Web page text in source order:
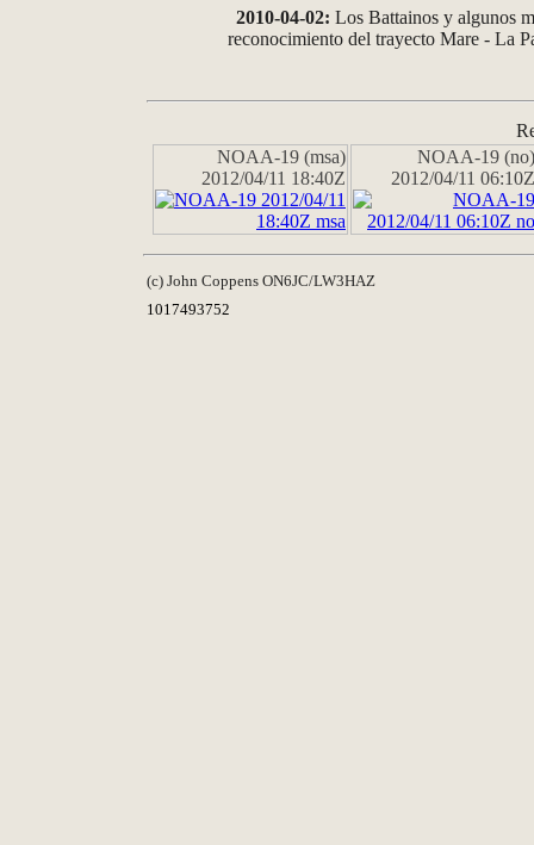
2010-04-02: Los Battainos y algunos
reconocimiento del trayecto Mare - La
NOAA-19 (msa)
2012/04/11 18:40Z
NOAA-19 (no)
2012/04/11 06:10Z
(c) John Coppens ON6JC/LW3HAZ
1017493752